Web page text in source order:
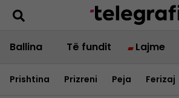
Ballina Të fundit Lajme
Prishtina Prizreni Peja Ferizaj